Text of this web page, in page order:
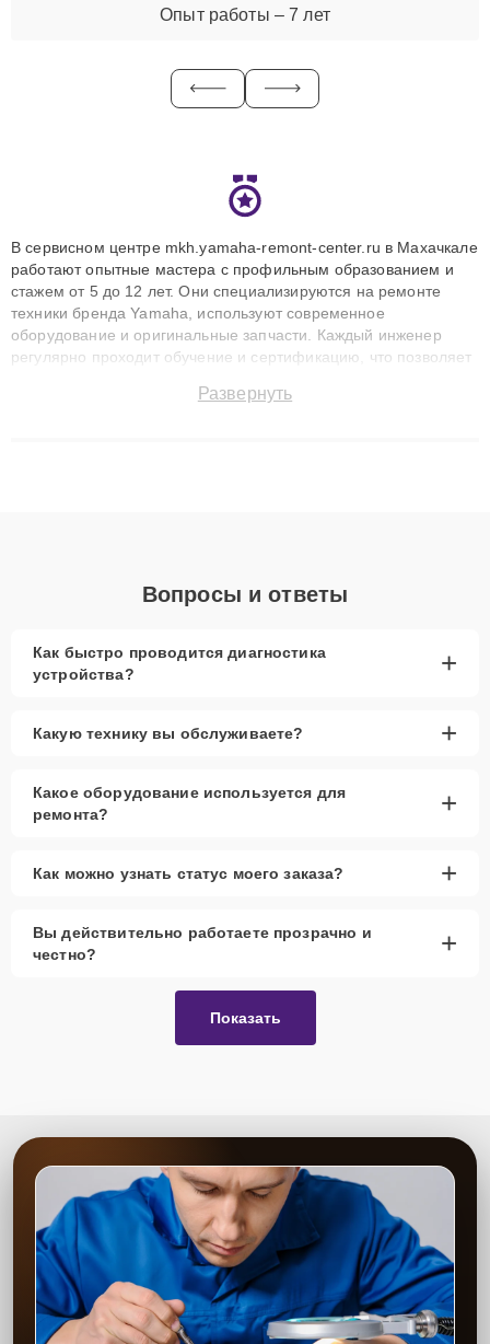
Опыт работы – 7 лет
В сервисном центре mkh.yamaha-remont-center.ru в Махачкале
работают опытные мастера с профильным образованием и
стажем от 5 до 12 лет. Они специализируются на ремонте
техники бренда Yamaha, используют современное
оборудование и оригинальные запчасти. Каждый инженер
регулярно проходит обучение и сертификацию, что позволяет
технику с сохранением гарантии до 3 лет. Наши мастера
Развернуть
Вопросы и ответы
Как быстро проводится диагностика
устройства?
+
Какую технику вы обслуживаете? +
Какое оборудование используется для
ремонта?
+
Как можно узнать статус моего заказа? +
Вы действительно работаете прозрачно и
честно?
+
Показать